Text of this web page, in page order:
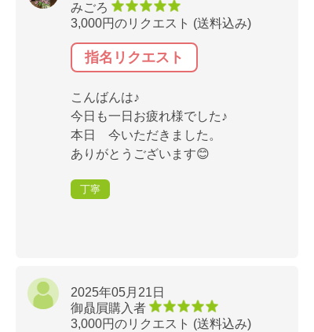
みごろ
3,000円のリクエスト (送料込み)
指名リクエスト
こんばんは♪
今日も一日お疲れ様でした♪
本日 今いただきました。
ありがとうございます😊
丁寧
2025年05月21日
御贔屓購入者
3,000円のリクエスト (送料込み)